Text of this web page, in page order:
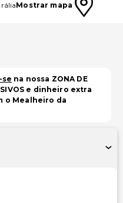
Mostrar mapa
se na nossa ZONA DE
e dinheiro extra
o Mealheiro da